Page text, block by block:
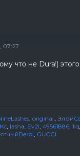
07:27
что не Dura!)
, original.,
, lasha, Ev2l, 49561886, 1iq,
, GUCCI